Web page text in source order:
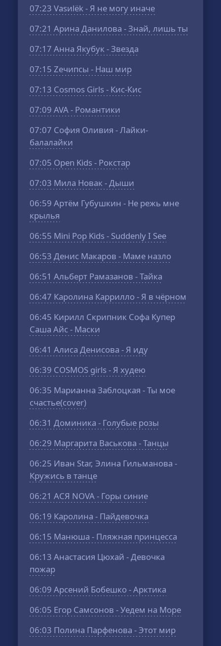
07:23 Vasиlёk - Я не могу иначе
07:21 Арина Данилова - Знай, лишь ты
07:17 Анна Якубук - Звезда
07:15 Zeчипсы - Наш мир
07:13 Cosmos Girls - Кис-Кис
07:09 AVA - Романтики
07:07 София Оливия - Лайки-
балалайки
07:05 Open Kids - Рокстар
07:03 Мила Новак - Дыши
06:59 Артём Губушкин - Не режь мне
крылья
06:55 Mini Pop Kids - Suddenly I See
06:53 Денис Макаров - Маме назло
06:51 Альберт Рамазанов - Тайка
06:47 Каролина Каррилло - Я в чёрном
06:45 Кирилл Скрипник Софа Купер
Саша Айс - Маски
06:41 Алиса Денисова - Я иду
06:39 COSMOS girls - Я худею
06:35 Марианна Заблоцкая - Ты мое
счастье(cover)
06:31 Доминика - Голубые розы
06:29 Маргарита Васькова - Танцы
06:25 Иван Star, Элина Гильманова -
Кружись в танце
06:21 АСЯ NOVA - Горы синие
06:19 Каролина - Пайдевочка
06:15 Манюша - Пляжная принцесса
06:13 Анастасия Цюхай - Девочка
пожар
06:09 Арсений Бобешко - Арктика
06:05 Егор Самсонов - Уедем на Море
06:03 Полина Парфенова - Этот мир